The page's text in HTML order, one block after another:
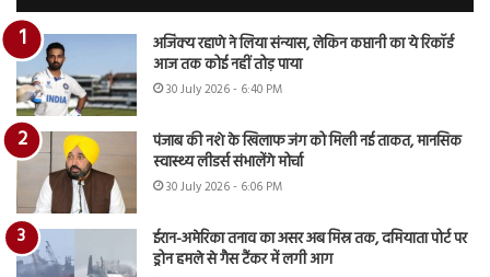
अजिंक्य रहाणे ने लिया संन्यास, लेकिन कप्तानी का ये रिकॉर्ड
आज तक कोई नहीं तोड़ पाया
30 July 2026 - 6:40 PM
पंजाब की नशे के खिलाफ जंग को मिली नई ताकत, मानसिक
स्वास्थ्य लीडर्स संभालेंगे मोर्चा
30 July 2026 - 6:06 PM
ईरान-अमेरिका तनाव का असर अब मिस्र तक, दमियाता पोर्ट पर
ड्रोन हमले से गैस टैंकर में लगी आग